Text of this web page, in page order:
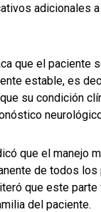
adicionales
que el paciente
estable, es
su condición
que el manejo
de todos los
que este
del paciente.